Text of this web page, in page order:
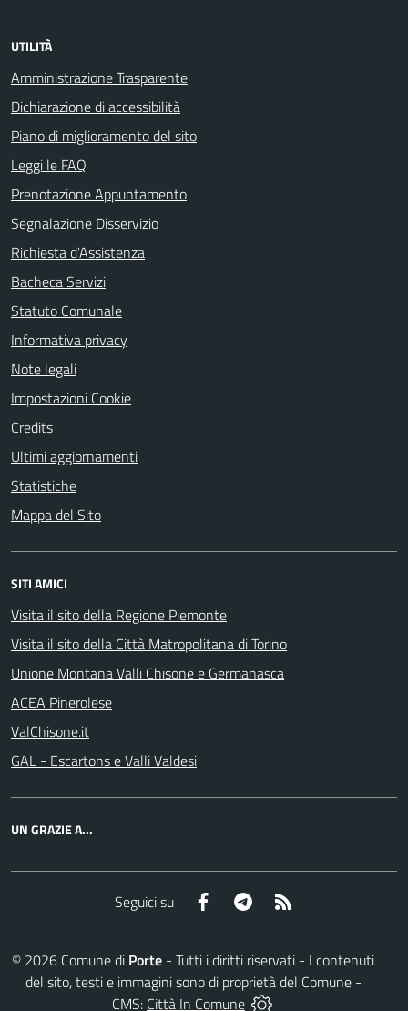
UTILITÀ
Amministrazione Trasparente
Dichiarazione di accessibilità
Piano di miglioramento del sito
Leggi le FAQ
Prenotazione Appuntamento
Segnalazione Disservizio
Richiesta d'Assistenza
Bacheca Servizi
Statuto Comunale
Informativa privacy
Note legali
Impostazioni Cookie
Credits
Ultimi aggiornamenti
Statistiche
Mappa del Sito
SITI AMICI
Visita il sito della Regione Piemonte
Visita il sito della Città Matropolitana di Torino
Unione Montana Valli Chisone e Germanasca
ACEA Pinerolese
ValChisone.it
GAL - Escartons e Valli Valdesi
UN GRAZIE A...
Seguici su Facebook Telegram
© 2026 Comune di Porte - Tutti i diritti riservati - I contenuti
del sito, testi e immagini sono di proprietà del Comune -
CMS: Città In Comune